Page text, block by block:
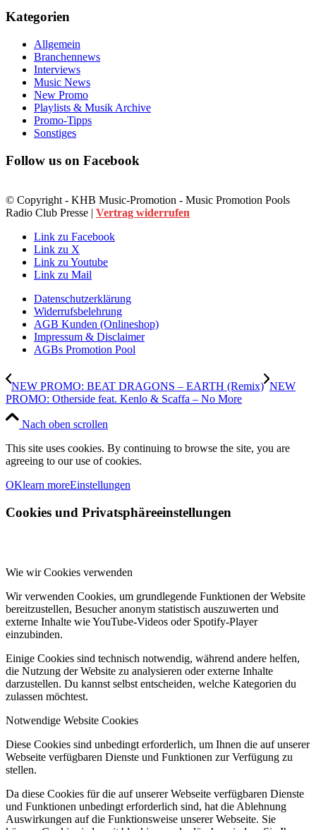
Kategorien
Allgemein
Branchennews
Interviews
Music News
New Promo
Playlists & Musik Archive
Promo-Tipps
Sonstiges
Follow us on Facebook
© Copyright - KHB Music-Promotion - Music Promotion Pools
Radio Club Presse | Vertrag widerrufen
Link zu Facebook
Link zu X
Link zu Youtube
Link zu Mail
Datenschutzerklärung
Widerrufsbelehrung
AGB Kunden (Onlineshop)
Impressum & Disclaimer
AGBs Promotion Pool
NEW PROMO: BEAT DRAGONS – EARTH (Remix) NEW
PROMO: Otherside feat. Kenlo & Scaffa – No More
Nach oben scrollen
This site uses cookies. By continuing to browse the site, you are
agreeing to our use of cookies.
OKlearn moreEinstellungen
Cookies und Privatsphäreeinstellungen
Wie wir Cookies verwenden
Wir verwenden Cookies, um grundlegende Funktionen der Website
bereitzustellen, Besucher anonym statistisch auszuwerten und
externe Inhalte wie YouTube-Videos oder Spotify-Player
einzubinden.
Einige Cookies sind technisch notwendig, während andere helfen,
die Nutzung der Website zu analysieren oder externe Inhalte
darzustellen. Du kannst selbst entscheiden, welche Kategorien du
zulassen möchtest.
Notwendige Website Cookies
Diese Cookies sind unbedingt erforderlich, um Ihnen die auf unserer
Webseite verfügbaren Dienste und Funktionen zur Verfügung zu
stellen.
Da diese Cookies für die auf unserer Webseite verfügbaren Dienste
und Funktionen unbedingt erforderlich sind, hat die Ablehnung
Auswirkungen auf die Funktionsweise unserer Webseite. Sie